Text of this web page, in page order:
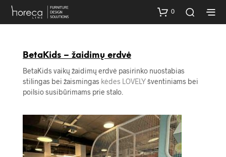
0
BetaKids – žaidimų erdvė
BetaKids vaikų žaidimų erdvė pasirinko nuostabias
stilingas bei žaismingas kėdes LOVELYšventiniams bei
poilsio susibūrimams prie stalo.